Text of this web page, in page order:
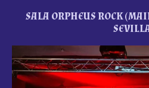
SALA ORPHEUS ROCK